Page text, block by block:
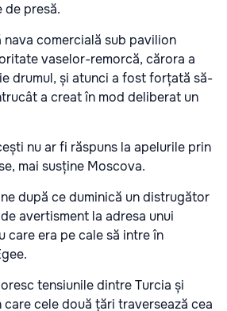
de presă.
comercială sub pavilion
vaselor-remorcă, cărora a
drumul, și atunci a fost forțată să-
a creat în mod deliberat un
nu ar fi răspuns la apelurile prin
mai susține Moscova.
după ce duminică un distrugător
avertisment la adresa unui
care era pe cale să intre în
tensiunile dintre Turcia și
cele două țări traversează cea